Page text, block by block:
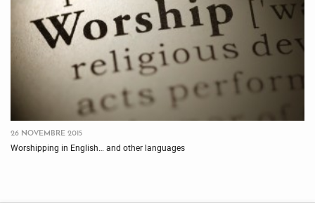
26 NOVEMBRE 2015
Worshipping in English… and other languages